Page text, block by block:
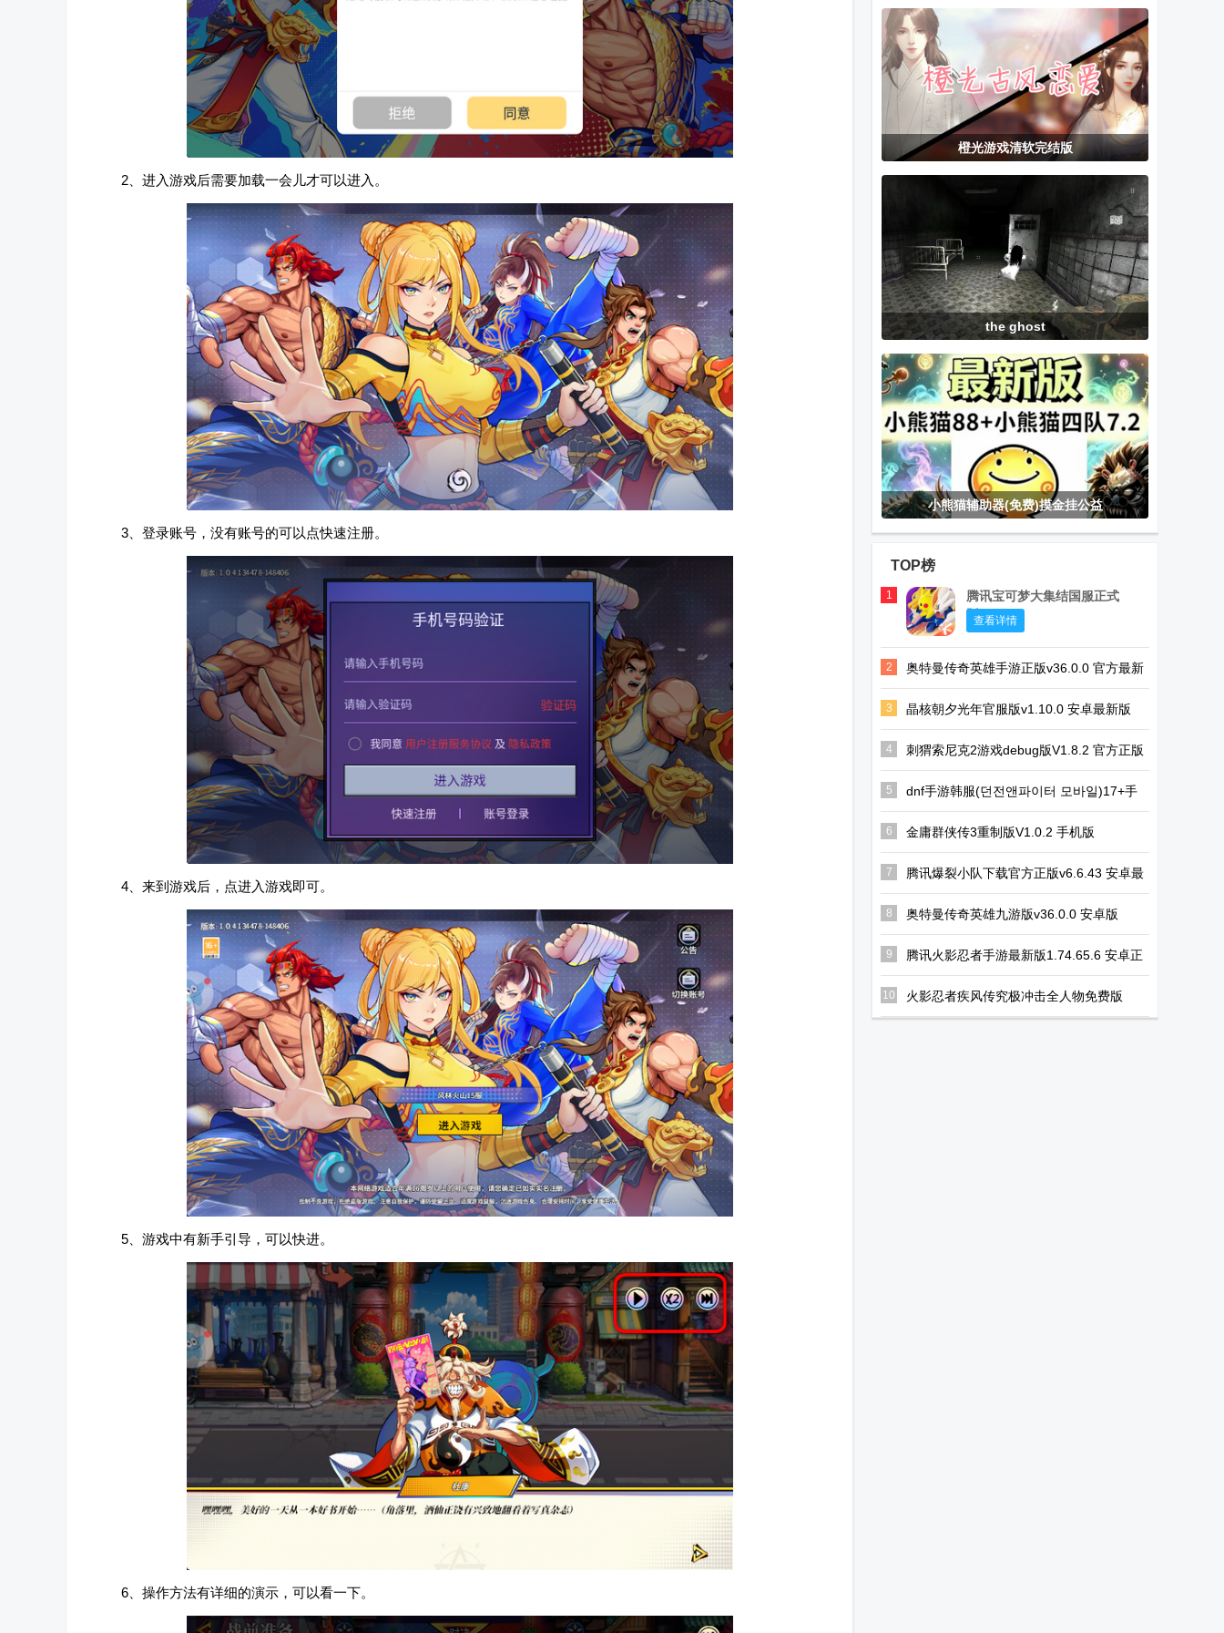
2、进入游戏后需要加载一会儿才可以进入。
3、登录账号，没有账号的可以点快速注册。
4、来到游戏后，点进入游戏即可。
5、游戏中有新手引导，可以快进。
6、操作方法有详细的演示，可以看一下。
最新版 告版
橙光游戏清软完结版
the ghost
小熊猫辅助器(免费)摸金挂公益
TOP榜
1
腾讯宝可梦大集结国服正式
版查看详情
2
奥特曼传奇英雄手游正版v36.0.0 官方最新
版
3 晶核朝夕光年官服版v1.10.0 安卓最新版
4 刺猬索尼克2游戏debug版V1.8.2 官方正版
5
dnf手游韩服(던전앤파이터 모바일)17+手
游35.4.0安卓最新版
6 金庸群侠传3重制版V1.0.2 手机版
7
腾讯爆裂小队下载官方正版v6.6.43 安卓最
新版
8 奥特曼传奇英雄九游版v36.0.0 安卓版
9
腾讯火影忍者手游最新版1.74.65.6 安卓正
版
10
火影忍者疾风传究极冲击全人物免费版
2023.10.24.11 安卓版